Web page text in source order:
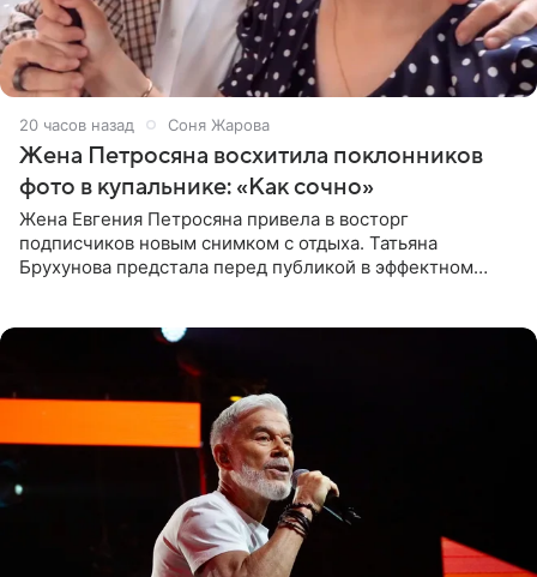
20 часов назад Соня Жарова
Жена Петросяна восхитила поклонников
фото в купальнике: «Как сочно»
Жена Евгения Петросяна привела в восторг
подписчиков новым снимком с отдыха. Татьяна
Брухунова предстала перед публикой в эффектном